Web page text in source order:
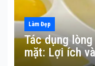
Làm Đẹp
Tác dụng
mặt: Lợi ích